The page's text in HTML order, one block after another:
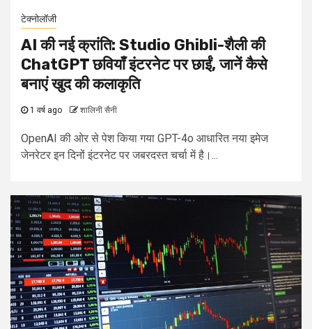
टेक्नोलॉजी
AI की नई क्रांति: Studio Ghibli-शैली की
ChatGPT छवियाँ इंटरनेट पर छाईं, जानें कैसे
बनाएं खुद की कलाकृति
1 वर्ष ago शालिनी सैनी
OpenAI की ओर से पेश किया गया GPT-4o आधारित नया इमेज
जेनरेटर इन दिनों इंटरनेट पर जबरदस्त चर्चा में है।...